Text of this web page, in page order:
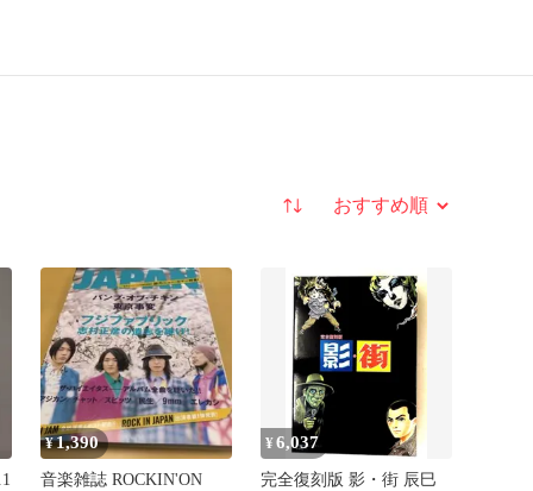
並び替え
¥1,390
音楽雑誌 ROCKIN'ON
¥6,037
完全復刻版 影・街 辰巳